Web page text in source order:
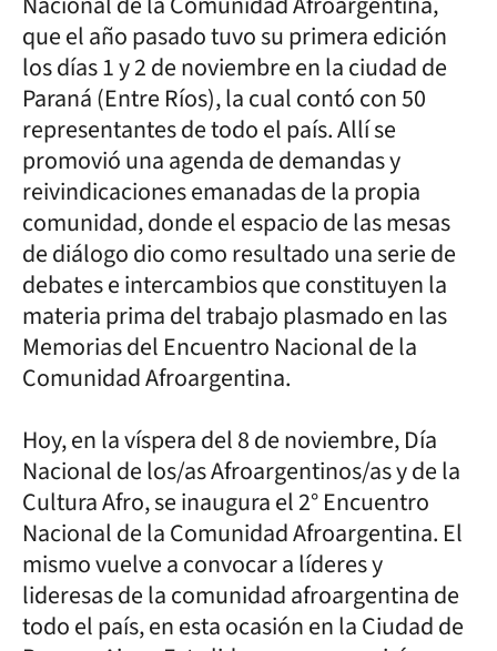
que el año pasado tuvo su primera edición
los días 1 y 2 de noviembre en la ciudad de
Paraná (Entre Ríos), la cual contó con 50
representantes de todo el país. Allí se
promovió una agenda de demandas y
reivindicaciones emanadas de la propia
comunidad, donde el espacio de las mesas
de diálogo dio como resultado una serie de
debates e intercambios que constituyen la
materia prima del trabajo plasmado en las
Memorias del Encuentro Nacional de la
Comunidad Afroargentina.
Hoy, en la víspera del 8 de noviembre, Día
Nacional de los/as Afroargentinos/as y de la
Cultura Afro, se inaugura el 2° Encuentro
Nacional de la Comunidad Afroargentina. El
mismo vuelve a convocar a líderes y
lideresas de la comunidad afroargentina de
todo el país, en esta ocasión en la Ciudad de